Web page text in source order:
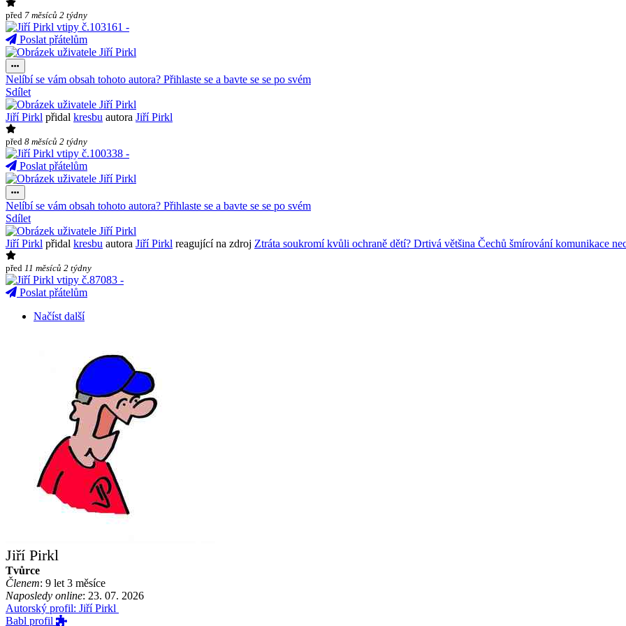
před 7 měsíců 2 týdny
Poslat přátelům
Nelíbí se vám obsah tohoto autora? Přihlaste se a bavte se se po svém
Sdílet
Jiří Pirkl přidal kresbu autora Jiří Pirkl
před 8 měsíců 2 týdny
Poslat přátelům
Nelíbí se vám obsah tohoto autora? Přihlaste se a bavte se se po svém
Sdílet
Jiří Pirkl přidal kresbu autora Jiří Pirkl reagující na zdroj Ztráta soukromí kvůli ochraně dětí? Drtivá většina Čechů šmírování komunikace
před 11 měsíců 2 týdny
Poslat přátelům
Načíst další
Jiří Pirkl
Tvůrce
Členem: 9 let 3 měsíce
Naposledy online: 23. 07. 2026
Autorský profil: Jiří Pirkl
Babl profil